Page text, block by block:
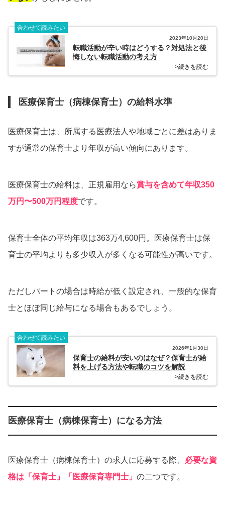
合わせて読みたい
2023年10月20日
転職活動が辛い時はどうする？対処法と後
悔しない転職活動の考え方
>続きを読む
医療保育士（病棟保育士）の給料水準
医療保育士は、所属する医療法人や地域ごとに差はありま
すが通常の保育士より年収が高い傾向にあります。
医療保育士の給料は、正規雇用なら賞与を含めて年収350
万円〜500万円程度です。
保育士全体の平均年収は363万4,600円。医療保育士は保
育士の平均よりも多少収入が多くなる可能性が高いです。
ただしパートの場合は時給が低く設定され、一般的な保育
士とほぼ同じ給与になる場合もあるでしょう。
合わせて読みたい
2026年1月30日
保育士の給料が安いのはなぜ？保育士が給
料を上げる方法や転職のコツを解説
>続きを読む
医療保育士（病棟保育士）になる方法
医療保育士（病棟保育士）の求人に応募する際、 必要な資
格は「保育士」「医療保育専門士」 の二つです。